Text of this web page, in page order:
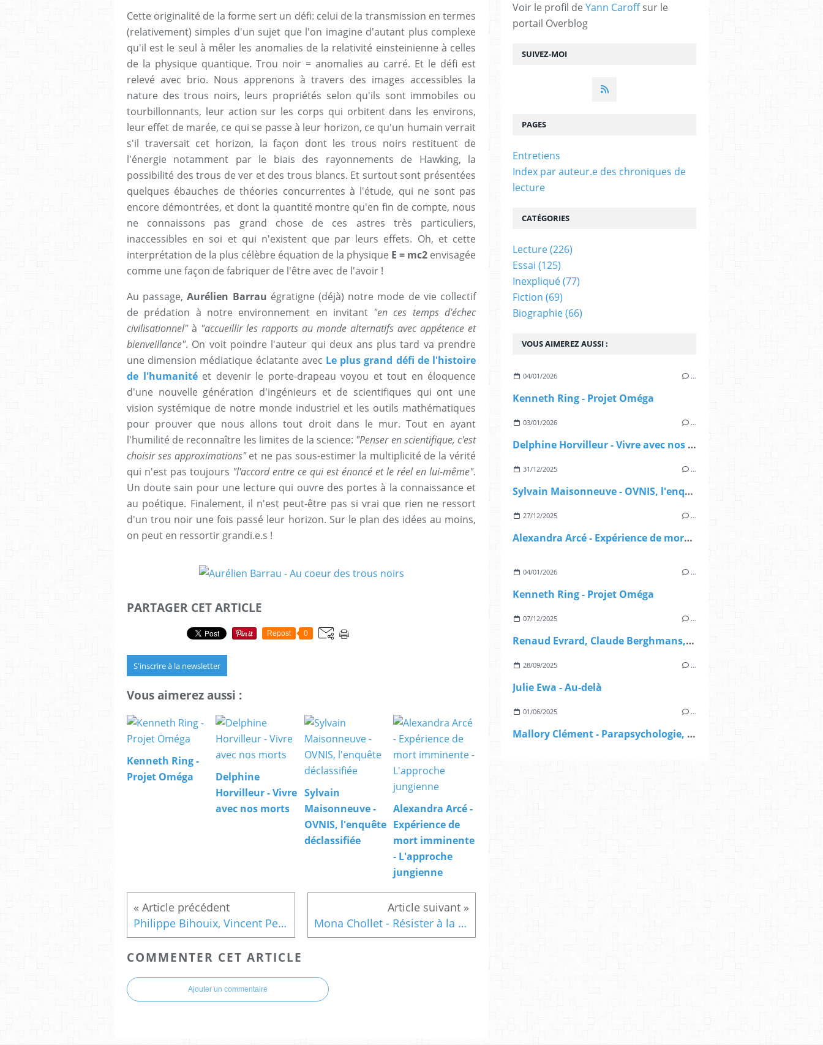
Cette originalité de la forme sert un défi: celui de la transmission en termes
(relativement) simples d'un sujet que l'on imagine d'autant plus complexe
qu'il est le seul à mêler les anomalies de la relativité einsteinienne à celles
de la physique quantique. Trou noir = anomalies au carré. Et le défi est
relevé avec brio. Nous apprenons à travers des images accessibles la
nature des trous noirs, leurs propriétés selon qu'ils sont immobiles ou
tourbillonnants, leur action sur les corps qui orbitent dans les environs,
leur effet de marée, ce qui se passe à leur horizon, ce qu'un humain verrait
s'il traversait cet horizon, la façon dont les trous noirs restituent de
l'énergie notamment par le biais des rayonnements de Hawking, la
possibilité des trous de ver et des trous blancs. Et surtout sont présentées
quelques ébauches de théories concurrentes à l'étude, qui ne sont pas
encore démontrées, et dont la quantité montre qu'en fin de compte, nous
ne connaissons pas grand chose de ces astres très particuliers,
inaccessibles en soi et qui n'existent que par leurs effets. Oh, et cette
interprétation de la plus célèbre équation de la physique E = mc2 envisagée
comme une façon de fabriquer de l'être avec de l'avoir !
Au passage,Aurélien Barrau égratigne (déjà) notre mode de vie collectif
de prédation à notre environnement en invitant "en ces temps d'échec
civilisationnel"à "accueillir les rapports au monde alternatifs avec appétence et
bienveillance". On voit poindre l'auteur qui deux ans plus tard va prendre
une dimension médiatique éclatante avec Le plus grand défi de l'histoire
de l'humanitéet devenir le porte-drapeau voyou et tout en éloquence
d'une nouvelle génération d'ingénieurs et de scientifiques qui ont une
vision systémique de notre monde industriel et les outils mathématiques
pour prouver que nous allons tout droit dans le mur. Tout en ayant
l'humilité de reconnaître les limites de la science: "Penser en scientifique, c'est
choisir ses approximations"et ne pas sous-estimer la multiplicité de la vérité
qui n'est pas toujours "l'accord entre ce qui est énoncé et le réel en lui-même".
Un doute sain pour une lecture qui ouvre des portes à la connaissance et
au poétique. Finalement, il n'est peut-être pas si vrai que rien ne ressort
d'un trou noir une fois passé leur horizon. Sur le plan des idées au moins,
on peut en ressortir grandi.e.s !
PARTAGER CET ARTICLE
Repost 0
S'inscrire à la newsletter
Vous aimerez aussi :
Kenneth Ring -
Projet Oméga
Delphine
Horvilleur - Vivre
avec nos morts
Sylvain
Maisonneuve -
OVNIS, l'enquête
déclassifiée
Alexandra Arcé -
Expérience de
mort imminente
- L'approche
jungienne
Philippe Bihouix, Vincent Perriot - Ressources Mona Chollet - Résister à la culpabilisation
COMMENTER CET ARTICLE
Ajouter un commentaire
SUIVEZ-MOI
Voir le profil de Yann Caroffsur le
portail Overblog
VOUS AIMEREZ AUSSI :
04/01/2026 …
Kenneth Ring - Projet Oméga
03/01/2026 …
Delphine Horvilleur - Vivre avec nos morts
31/12/2025 …
Sylvain Maisonneuve - OVNIS, l'enquête déclassifiée
27/12/2025 …
Alexandra Arcé - Expérience de mort imminente - L'approche jungienne
04/01/2026 …
Kenneth Ring - Projet Oméga
07/12/2025 …
Renaud Evrard, Claude Berghmans, Paul-Louis Rabeyron - Grand manuel de parapsychologie scientifique
28/09/2025 …
Julie Ewa - Au-delà
01/06/2025 …
Mallory Clément - Parapsychologie, démystifier le pseudo-scepticisme
PAGES
Entretiens
Index par auteur.e des chroniques de
lecture
CATÉGORIES
Lecture(226)
Essai (125)
Inexpliqué(77)
Fiction (69)
Biographie(66)